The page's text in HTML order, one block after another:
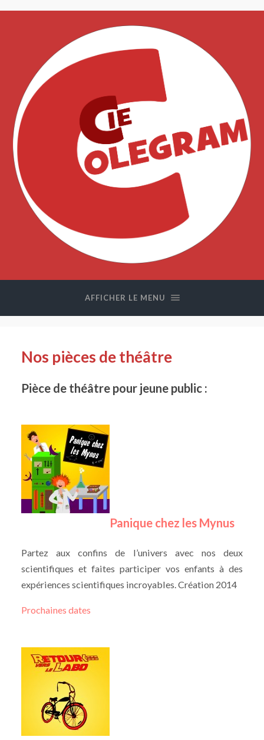
Colegram
AFFICHER LE MENU
Nos pièces de théâtre
Pièce de théâtre pour jeune public :
Panique chez les Mynus
Partez aux confins de l’univers avec nos deux
scientifiques et faites participer vos enfants à des
expériences scientifiques incroyables. Création 2014
Prochaines dates